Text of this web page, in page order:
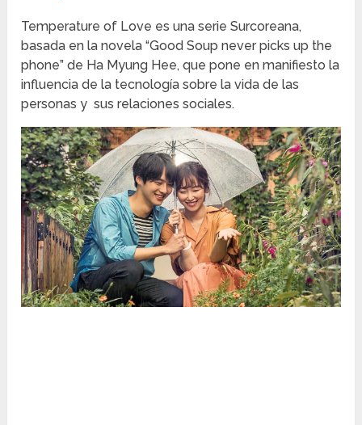
Temperature of Love es una serie Surcoreana,
basada en la novela “Good Soup never picks up the
phone” de Ha Myung Hee, que pone en manifiesto la
influencia de la tecnología sobre la vida de las
personas y sus relaciones sociales.